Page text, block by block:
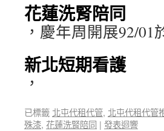
花蓮洗腎陪同
，慶年周開展92/
新北短期看護
，
已標籤 北屯代租代管, 北屯代租代管
殊漆, 花蓮洗腎陪同 | 發表迴響